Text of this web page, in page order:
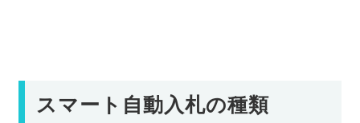
スマート自動入札の種類